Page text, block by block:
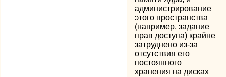
администрирование
этого пространства
(например, задание
прав доступа) крайне
затруднено из-за
отсутствия его
постоянного
хранения на дисках